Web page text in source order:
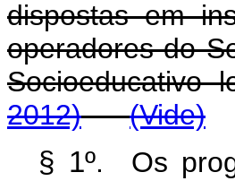
dispostas em
operadores do
Socioeducativo
2012)
(Vide)
§ 1º. Os